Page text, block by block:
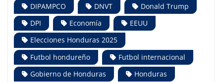
DIPAMPCO
DNVT
Donald Trump
DPI
Economía
EEUU
Elecciones Honduras 2025
Futbol hondureño
Futbol internacional
Gobierno de Honduras
Honduras